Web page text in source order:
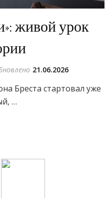
живой урок
21.06.2026
Бреста стартовал уже
…